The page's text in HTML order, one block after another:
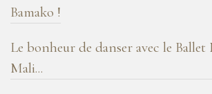
Bamako !
Le bonheur de danser avec le
Mali...